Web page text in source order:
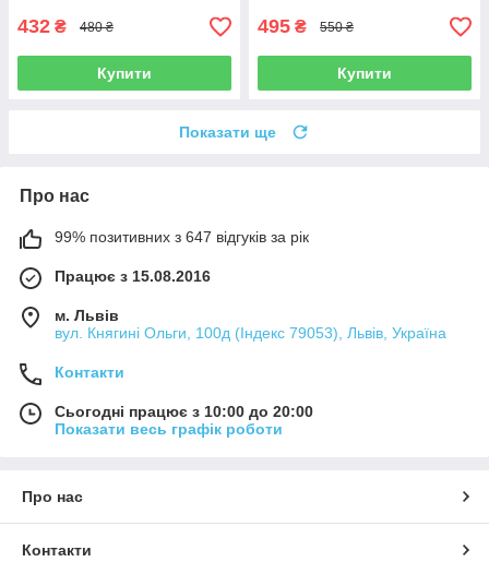
432 ₴ 480 ₴
Купити
495 ₴ 550 ₴
Купити
Показати ще
Про нас
99% позитивних з 647 відгуків за рік
Працює з 15.08.2016
м. Львів
вул. Княгині Ольги, 100д (Індекс 79053), Львів, Україна
Контакти
Сьогодні працює з 10:00 до 20:00
Показати весь графік роботи
Про нас
Контакти